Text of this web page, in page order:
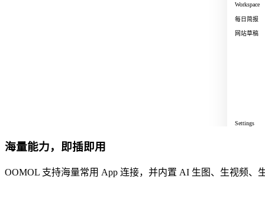
Workspace
每日简报
网站草稿
Settings
海量能力，即插即用
OOMOL 支持海量常用 App 连接，并内置 AI 生图、生视频、